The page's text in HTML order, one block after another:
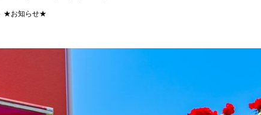
★お知らせ★